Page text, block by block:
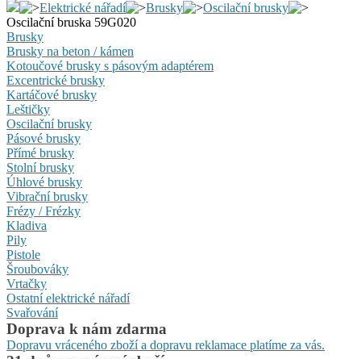
Elektrické nářadí Brusky
Oscilační brusky
Oscilační bruska 59G020
Brusky
Brusky na beton / kámen
Kotoučové brusky s pásovým adaptérem
Excentrické brusky
Kartáčové brusky
Leštičky
Oscilační brusky
Pásové brusky
Přímé brusky
Stolní brusky
Úhlové brusky
Vibrační brusky
Frézy / Frézky
Kladiva
Pily
Pistole
Šroubováky
Vrtačky
Ostatní elektrické nářadí
Svařování
Doprava k nám zdarma
Dopravu vráceného zboží a dopravu reklamace platíme za vás.